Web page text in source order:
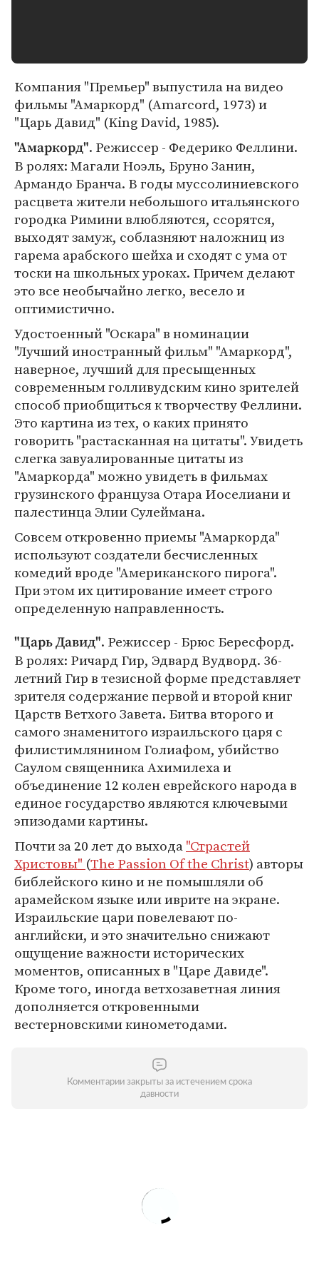
Компания "Премьер" выпустила на видео
фильмы "Амаркорд" (Amarcord, 1973) и
"Царь Давид" (King David, 1985).
"Амаркорд". Режиссер - Федерико Феллини.
В ролях: Магали Ноэль, Бруно Занин,
Армандо Бранча. В годы муссолиниевского
расцвета жители небольшого итальянского
городка Римини влюбляются, ссорятся,
выходят замуж, соблазняют наложниц из
гарема арабского шейха и сходят с ума от
тоски на школьных уроках. Причем делают
это все необычайно легко, весело и
оптимистично.
Удостоенный "Оскара" в номинации
"Лучший иностранный фильм" "Амаркорд",
наверное, лучший для пресыщенных
современным голливудским кино зрителей
способ приобщиться к творчеству Феллини.
Это картина из тех, о каких принято
говорить "растасканная на цитаты". Увидеть
слегка завуалированные цитаты из
"Амаркорда" можно увидеть в фильмах
грузинского француза Отара Иоселиани и
палестинца Элии Сулеймана.
Совсем откровенно приемы "Амаркорда"
используют создатели бесчисленных
комедий вроде "Американского пирога".
При этом их цитирование имеет строго
определенную направленность.
"Царь Давид". Режиссер - Брюс Бересфорд.
В ролях: Ричард Гир, Эдвард Вудворд. 36-
летний Гир в тезисной форме представляет
зрителя содержание первой и второй книг
Царств Ветхого Завета. Битва второго и
самого знаменитого израильского царя с
филистимлянином Голиафом, убийство
Саулом священника Ахимилеха и
объединение 12 колен еврейского народа в
единое государство являются ключевыми
эпизодами картины.
Почти за 20 лет до выхода"Страстей
Христовы" (The Passion Of the Christ) авторы
библейского кино и не помышляли об
арамейском языке или иврите на экране.
Израильские цари повелевают по-
английски, и это значительно снижают
ощущение важности исторических
моментов, описанных в "Царе Давиде".
Кроме того, иногда ветхозаветная линия
дополняется откровенными
вестерновскими кинометодами.
Комментарии закрыты за истечением срока
давности